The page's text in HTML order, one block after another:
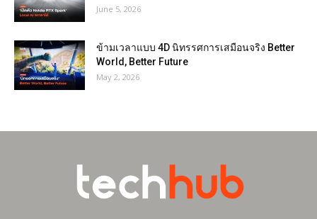
June 5, 2026
ข้ามเวลาแบบ 4D นิทรรศการเสมือนจริง Better
World, Better Future
May 2, 2026